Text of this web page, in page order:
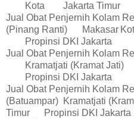
Kota
Jakarta Timur
Jual Obat Penjernih Kolam
(Pinang Ranti)
Makasar
Propinsi DKI Jakarta
Jual Obat Penjernih Kolam
Kramatjati (Kramat Jati)
Propinsi DKI Jakarta
Jual Obat Penjernih Kolam
(Batuampar) Kramatjati
Timur
Propinsi DKI Jakarta